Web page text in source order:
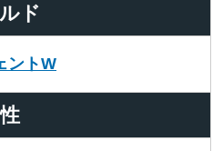
ド
ントW